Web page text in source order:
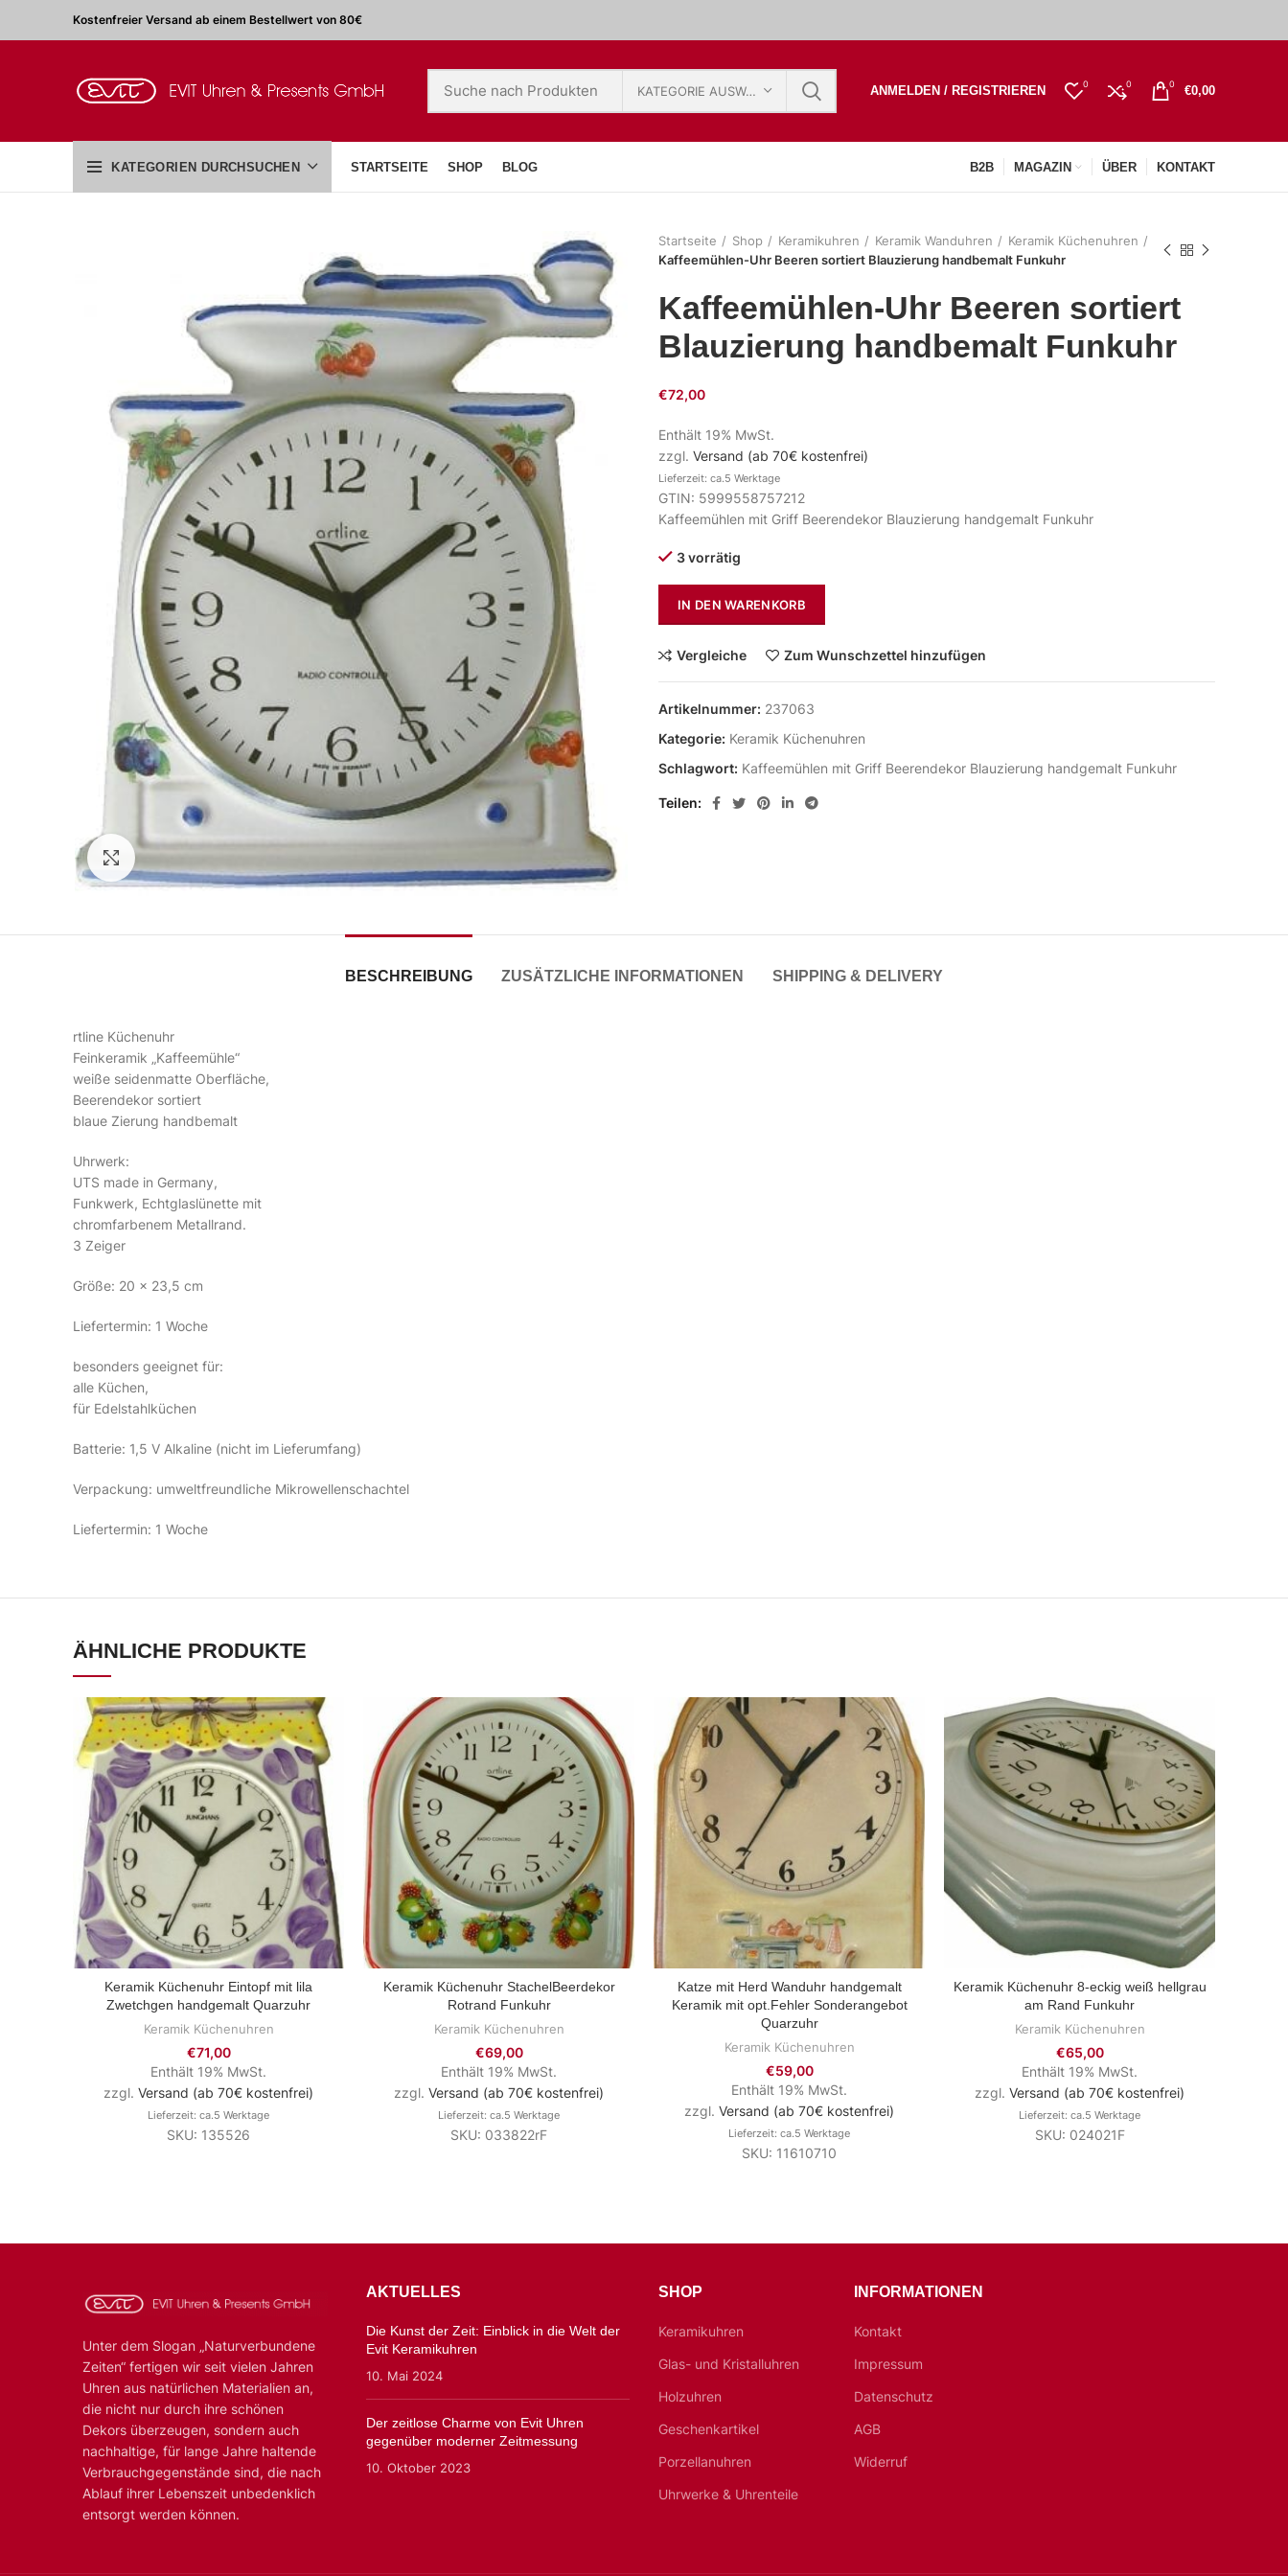
Kostenfreier Versand ab einem Bestellwert von 80€
KATEGORIE AUSWÄHLEN ANMELDEN / REGISTRIEREN 0 0 0 €0,00
KATEGORIEN DURCHSUCHEN STARTSEITE SHOP BLOG B2B MAGAZIN ÜBER KONTAKT
Zum Vergrößern klicken
Startseite Shop Keramikuhren Keramik Wanduhren
Keramik Küchenuhren
Kaffeemühlen-Uhr Beeren sortiert Blauzierung handbemalt Funkuhr
Kaffeemühlen-Uhr Beeren sortiert
Blauzierung handbemalt Funkuhr
€72,00
Enthält 19% MwSt.
zzgl. Versand (ab 70€ kostenfrei)
Lieferzeit: ca.5 Werktage
GTIN: 5999558757212
Kaffeemühlen mit Griff Beerendekor Blauzierung handgemalt Funkuhr
3 vorrätig
IN DEN WARENKORB
Vergleiche Zum Wunschzettel hinzufügen
Artikelnummer: 237063
Kategorie: Keramik Küchenuhren
Schlagwort: Kaffeemühlen mit Griff Beerendekor Blauzierung handgemalt Funkuhr
Teilen
BESCHREIBUNG ZUSÄTZLICHE INFORMATIONEN SHIPPING & DELIVERY
rtline Küchenuhr
Feinkeramik „Kaffeemühle“
weiße seidenmatte Oberfläche,
Beerendekor sortiert
blaue Zierung handbemalt
Uhrwerk:
UTS made in Germany,
Funkwerk, Echtglaslünette mit
chromfarbenem Metallrand.
3 Zeiger
Größe: 20 x 23,5 cm
Liefertermin: 1 Woche
besonders geeignet für:
alle Küchen,
für Edelstahlküchen
Batterie: 1,5 V Alkaline (nicht im Lieferumfang)
Verpackung: umweltfreundliche Mikrowellenschachtel
Liefertermin: 1 Woche
ÄHNLICHE PRODUKTE
ZUM PRODUKT
Keramik Küchenuhr Eintopf mit lila
Zwetchgen handgemalt Quarzuhr
Keramik Küchenuhren
€71,00
Enthält 19% MwSt.
zzgl. Versand (ab 70€ kostenfrei)
Lieferzeit: ca.5 Werktage
SKU: 135526
ZUM PRODUKT
Keramik Küchenuhr StachelBeerdekor
Rotrand Funkuhr
Keramik Küchenuhren
€69,00
Enthält 19% MwSt.
zzgl. Versand (ab 70€ kostenfrei)
Lieferzeit: ca.5 Werktage
SKU: 033822rF
ZUM PRODUKT
Katze mit Herd Wanduhr handgemalt
Keramik mit opt.Fehler Sonderangebot
Quarzuhr
Keramik Küchenuhren
€59,00
Enthält 19% MwSt.
zzgl. Versand (ab 70€ kostenfrei)
Lieferzeit: ca.5 Werktage
SKU: 11610710
ZUM PRODUKT
Keramik Küchenuhr 8-eckig weiß hellgrau
am Rand Funkuhr
Keramik Küchenuhren
€65,00
Enthält 19% MwSt.
zzgl. Versand (ab 70€ kostenfrei)
Lieferzeit: ca.5 Werktage
SKU: 024021F
Unter dem Slogan „Naturverbundene
Zeiten“ fertigen wir seit vielen Jahren
Uhren aus natürlichen Materialien an,
die nicht nur durch ihre schönen
Dekors überzeugen, sondern auch
nachhaltige, für lange Jahre haltende
Verbrauchgegenstände sind, die nach
Ablauf ihrer Lebenszeit unbedenklich
entsorgt werden können.
AKTUELLES
Die Kunst der Zeit: Einblick in die Welt der
Evit Keramikuhren
10. Mai 2024
Der zeitlose Charme von Evit Uhren
gegenüber moderner Zeitmessung
10. Oktober 2023
SHOP
Keramikuhren
Glas- und Kristalluhren
Holzuhren
Geschenkartikel
Porzellanuhren
Uhrwerke & Uhrenteile
INFORMATIONEN
Kontakt
Impressum
Datenschutz
AGB
Widerruf